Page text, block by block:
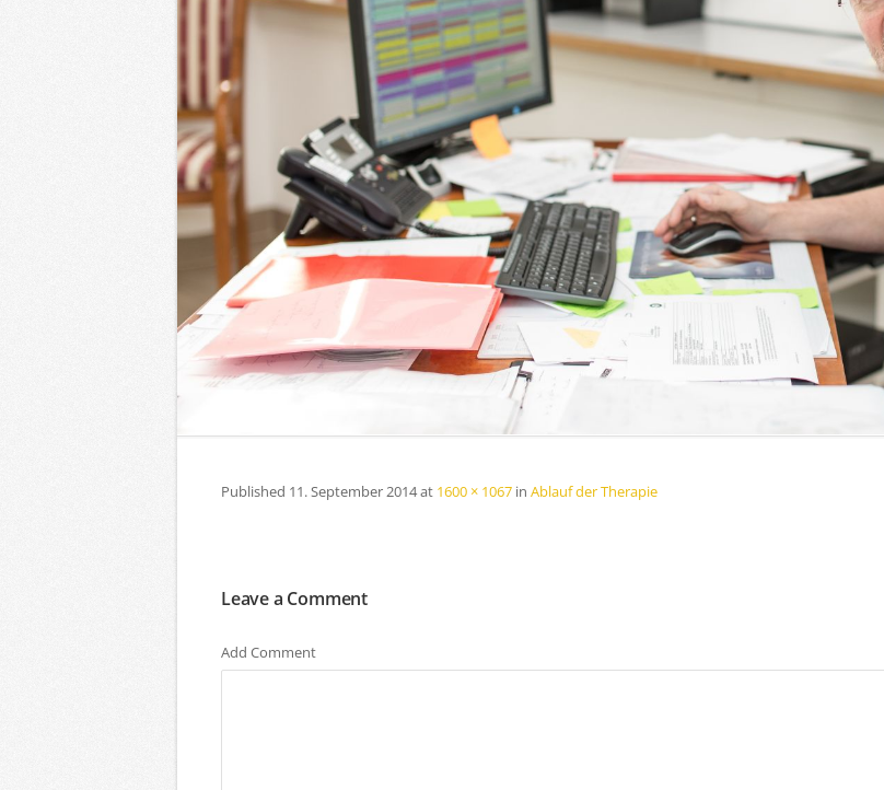
Published 11. September 2014at 1600 × 1067 in Ablauf der Therapie
Leave a Comment
Add Comment